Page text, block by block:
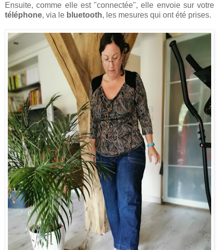
Ensuite, comme elle est "connectée", elle envoie sur votre
téléphone, via le bluetooth, les mesures qui ont été prises.